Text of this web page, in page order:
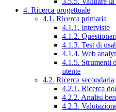
4. Ricerca progettuale
4.1. Ricerca primaria
4.1.1. Interviste
4.1.2. Questionari
4.1.3. Test di
4.1.4. Web
4.1.5. Strumenti
utente
4.2. Ricerca secondaria
4.2.1. Ricerca
4.2.2. Analisi
4.2.3.